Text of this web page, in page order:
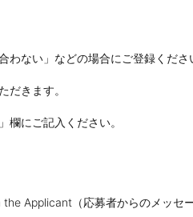
ない」などの場合にご登録くださ
だきます。
にご記入ください。
Applicant（応募者からのメッセ